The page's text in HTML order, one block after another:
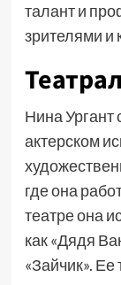
талант и
зрителями и
Нина Ургант
актерском
где она
театре она
как «Дядя
«Зайчик».